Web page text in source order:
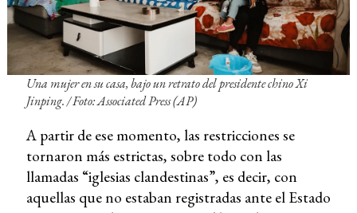
Una mujer en su casa, bajo un retrato del presidente chino Xi
Jinping. / Foto: Associated Press (AP)
A partir de ese momento, las restricciones se
tornaron más estrictas, sobre todo con las
llamadas “iglesias clandestinas”, es decir, con
aquellas que no estaban registradas ante el Estado